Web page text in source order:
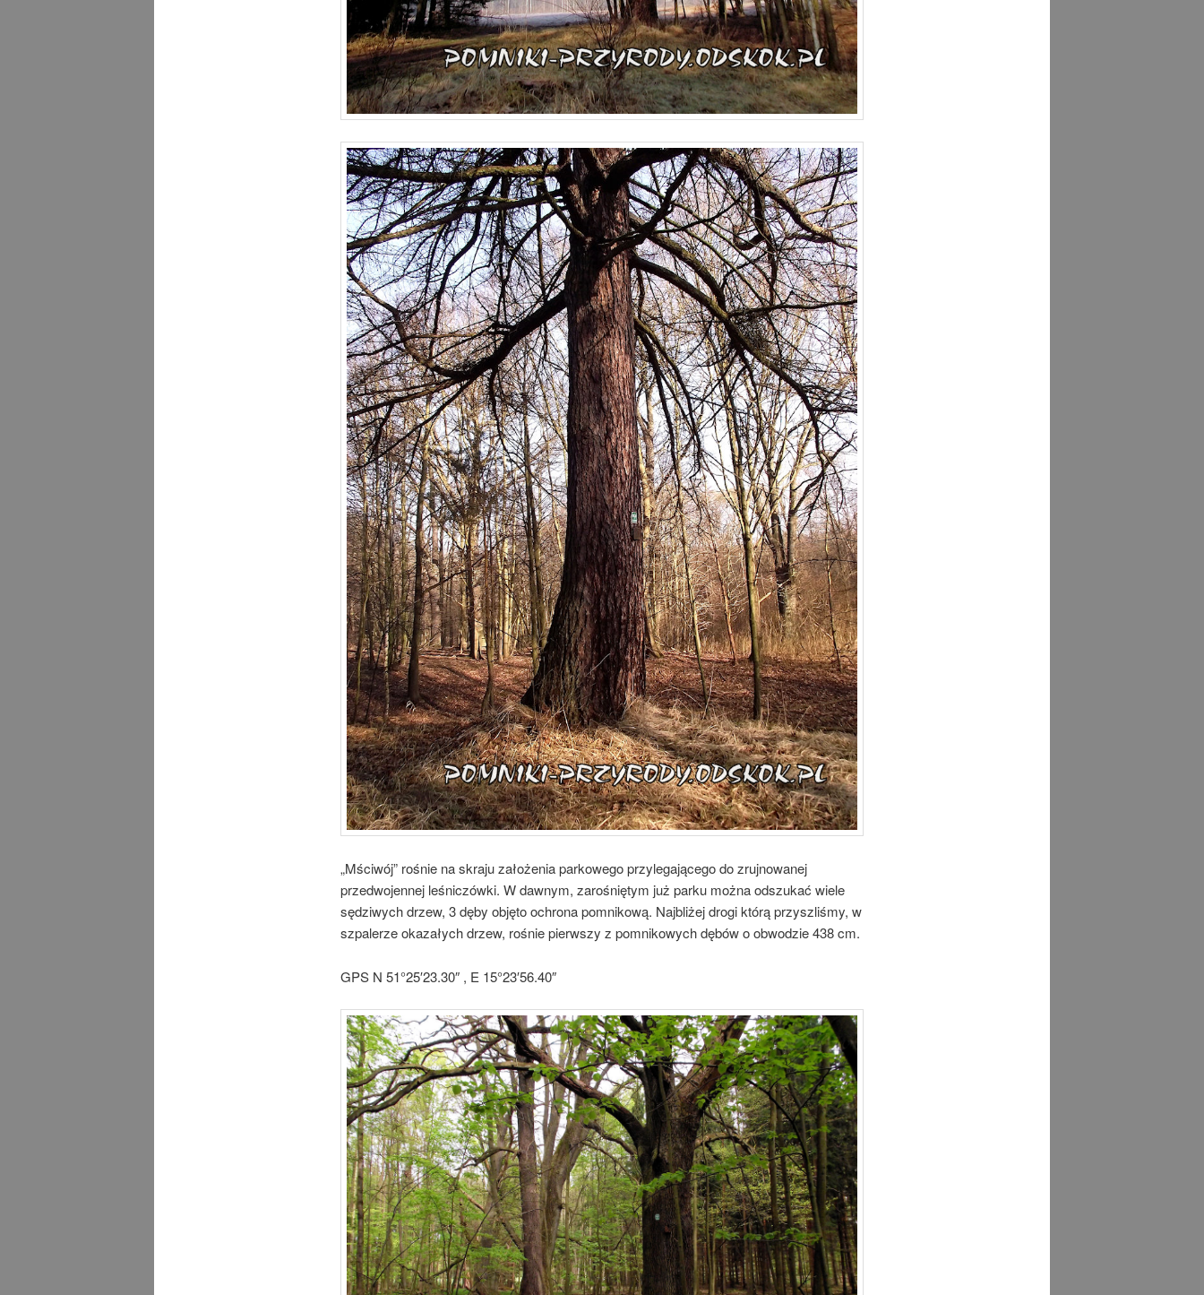
„Mściwój” rośnie na skraju założenia parkowego przylegającego do zrujnowanej
przedwojennej leśniczówki. W dawnym, zarośniętym już parku można odszukać wiele
sędziwych drzew, 3 dęby objęto ochrona pomnikową. Najbliżej drogi którą przyszliśmy, w
szpalerze okazałych drzew, rośnie pierwszy z pomnikowych dębów o obwodzie 438 cm.
GPS N 51°25′23.30″ , E 15°23′56.40″